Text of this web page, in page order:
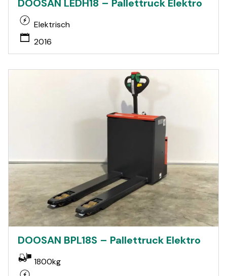
DOOSAN LEDH18 – Pallettruck Elektro
Elektrisch
2016
DOOSAN BPL18S – Pallettruck Elektro
1800kg